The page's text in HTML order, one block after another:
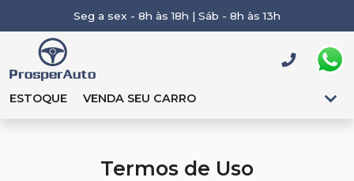
Seg a sex - 8h às 18h | Sáb - 8h às 13h
ESTOQUE VENDA SEU CARRO
Termos de Uso